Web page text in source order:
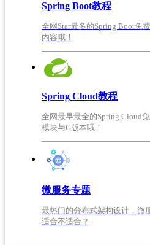
Spring Boot教程
全网Star最多的Spring Boot免
内容哦！
Spring Cloud教程
全网最早最全的Spring Cloud
模块与G版本哦！
微服务专题
最热门的分布式架构设计，微
适合不适合？